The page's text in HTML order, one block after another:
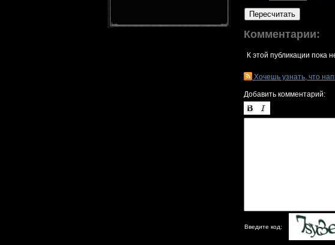
Пересчитать
Комментарии:
К этой публикации пока
Хочешь узнать, что
Добавить комментарий:
Введите код: